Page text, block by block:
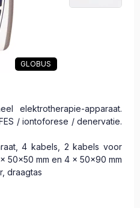
GLOBUS
elektrotherapie-apparaat.
/ iontoforese / denervatie.
4 kabels, 2 kabels voor
50x50 mm en 4 x 50x90 mm
draagtas